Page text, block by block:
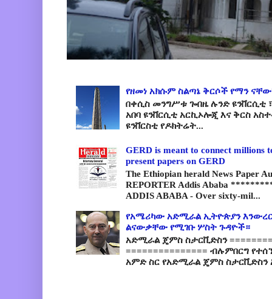
የዘመነ አክሱም ስልጣኔ ቅርሶች የማን
በቀሲስ መንግሥቱ ጐበዜ ሉንድ ዩንቨርሲቲ
አበባ ዩንቨርሲቲ አርኪኦሎጂ እና ቅርስ
ዩንቨርስቲ የዶክትሬት...
GERD is meant to connect millions
present papers on GERD
The Ethiopian herald News Paper
REPORTER Addis Ababa
ADDIS ABABA - Over sixty-mil...
የአሜሪካው አድሚራል ኢትዮጵያን
ልናውቃቸው የሚገቡ ሦስት ጉዳዮች።
አድሚራል ጄምስ ስታርቪድስን
=============== ብሉምበርግ
አምድ ስር የአድሚራል ጄምስ ስታርቪድስን